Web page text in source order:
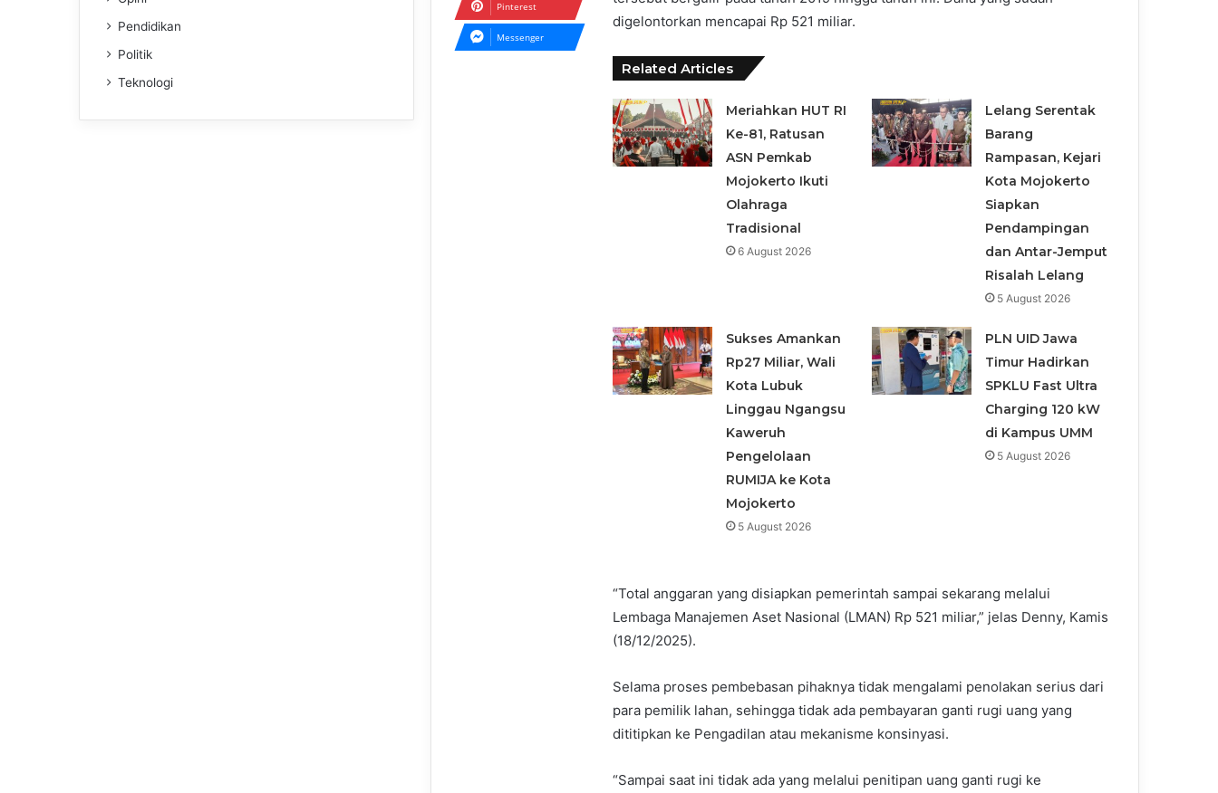
digelontorkan mencapai Rp 521 miliar.
Related Articles
Meriahkan HUT RI
Ke-81, Ratusan
ASN Pemkab
Mojokerto Ikuti
Olahraga
Tradisional
6 August 2026
Lelang Serentak
Barang
Rampasan, Kejari
Kota Mojokerto
Siapkan
Pendampingan
dan Antar-Jemput
Risalah Lelang
5 August 2026
Sukses Amankan
Rp27 Miliar, Wali
Kota Lubuk
Linggau Ngangsu
Kaweruh
Pengelolaan
RUMIJA ke Kota
Mojokerto
5 August 2026
PLN UID Jawa
Timur Hadirkan
SPKLU Fast Ultra
Charging 120 kW
di Kampus UMM
5 August 2026
“Total anggaran yang disiapkan pemerintah sampai sekarang melalui
Lembaga Manajemen Aset Nasional (LMAN) Rp 521 miliar,” jelas Denny, Kamis
(18/12/2025).
Selama proses pembebasan pihaknya tidak mengalami penolakan serius dari
para pemilik lahan, sehingga tidak ada pembayaran ganti rugi uang yang
dititipkan ke Pengadilan atau mekanisme konsinyasi.
“Sampai saat ini tidak ada yang melalui penitipan uang ganti rugi ke
Pinterest
Messenger
Pendidikan
Politik
Teknologi